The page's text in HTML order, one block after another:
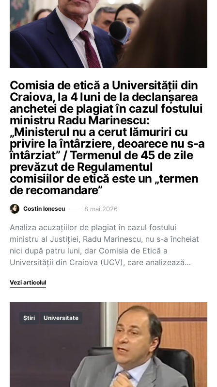
Comisia de etică a Universității din
Craiova, la 4 luni de la declanșarea
anchetei de plagiat în cazul fostului
ministru Radu Marinescu:
„Ministerul nu a cerut lămuriri cu
privire la întârziere, deoarece nu s-a
întârziat” / Termenul de 45 de zile
prevăzut de Regulamentul
comisiilor de etică este un „termen
de recomandare”
Costin Ionescu 8 mai 2026
Analiza acuzațiilor de plagiat în cazul fostului
ministru al Justiției, Radu Marinescu, nu s-a încheiat
nici după patru luni, dar Comisia de Etică a
Universității din Craiova (UCV), care analizează…
Vezi articolul
Știri Universitate